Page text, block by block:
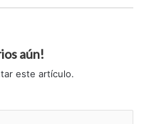
aún!
este artículo.